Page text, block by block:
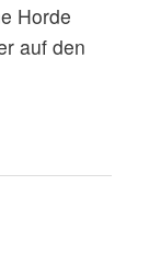
Horde
auf den